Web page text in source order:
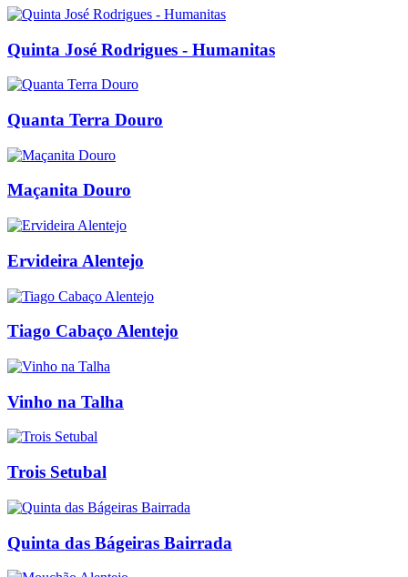
Quinta José Rodrigues - Humanitas
Quanta Terra Douro
Maçanita Douro
Ervideira Alentejo
Tiago Cabaço Alentejo
Vinho na Talha
Trois Setubal
Quinta das Bágeiras Bairrada